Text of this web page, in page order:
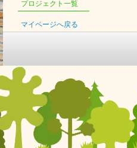
プロジェクト一覧
マイページへ戻る